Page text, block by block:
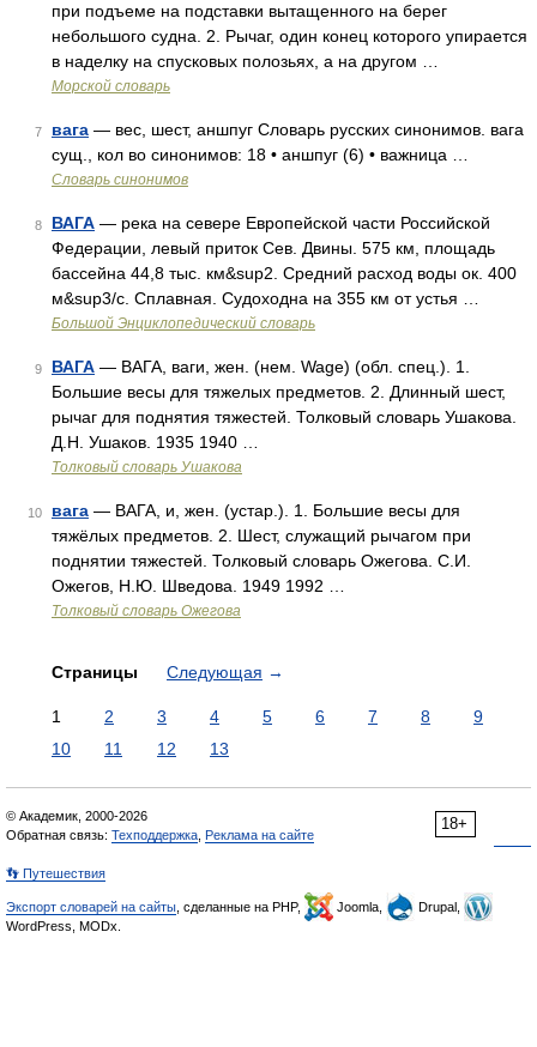
при подъеме на подставки вытащенного на берег
небольшого судна. 2. Рычаг, один конец которого упирается
в наделку на спусковых полозьях, а на другом …
Морской словарь
7 вага — вес, шест, аншпуг Словарь русских синонимов. вага
сущ., кол во синонимов: 18 • аншпуг (6) • важница …
Словарь синонимов
8 ВАГА — река на севере Европейской части Российской
Федерации, левый приток Сев. Двины. 575 км, площадь
бассейна 44,8 тыс. км&sup2. Средний расход воды ок. 400
м&sup3/с. Сплавная. Судоходна на 355 км от устья …
Большой Энциклопедический словарь
9 ВАГА — ВАГА, ваги, жен. (нем. Wage) (обл. спец.). 1.
Большие весы для тяжелых предметов. 2. Длинный шест,
рычаг для поднятия тяжестей. Толковый словарь Ушакова.
Д.Н. Ушаков. 1935 1940 …
Толковый словарь Ушакова
10 вага — ВАГА, и, жен. (устар.). 1. Большие весы для
тяжёлых предметов. 2. Шест, служащий рычагом при
поднятии тяжестей. Толковый словарь Ожегова. С.И.
Ожегов, Н.Ю. Шведова. 1949 1992 …
Толковый словарь Ожегова
Страницы Следующая →
1 2 3 4 5 6 7 8
9
10
11 12 13
18+
© Академик, 2000-2026
Обратная связь: Техподдержка Реклама на сайте
👣 Путешествия
Экспорт словарей на сайты , сделанные на PHP, Joomla,
Drupal,
WordPress, MODx.